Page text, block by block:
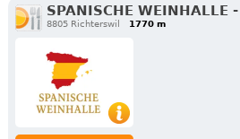
SPANISCHE WEINHALLE
8805 Richterswil 1770 m